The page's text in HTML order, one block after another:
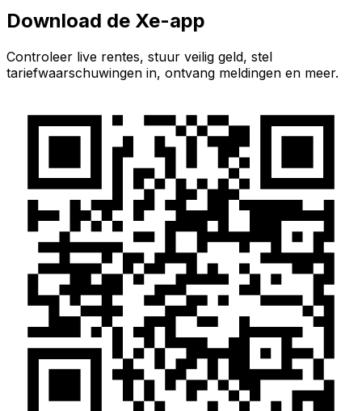
Download de Xe-app
Controleer live rentes, stuur veilig geld, stel
tariefwaarschuwingen in, ontvang meldingen en meer.